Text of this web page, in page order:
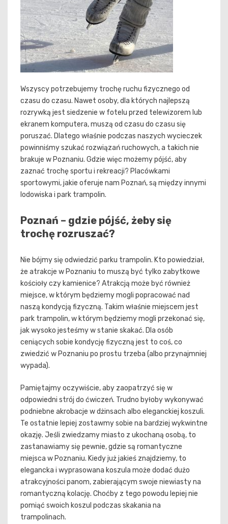
Wszyscy potrzebujemy trochę ruchu fizycznego od
czasu do czasu. Nawet osoby, dla których najlepszą
rozrywką jest siedzenie w fotelu przed telewizorem lub
ekranem komputera, muszą od czasu do czasu się
poruszać. Dlatego właśnie podczas naszych wycieczek
powinniśmy szukać rozwiązań ruchowych, a takich nie
brakuje w Poznaniu. Gdzie więc możemy pójść, aby
zaznać trochę sportu i rekreacji? Placówkami
sportowymi, jakie oferuje nam Poznań, są między innymi
lodowiska i park trampolin.
Poznań – gdzie pójść, żeby się
trochę rozruszać?
Nie bójmy się odwiedzić parku trampolin. Kto powiedział,
że atrakcje w Poznaniu to muszą być tylko zabytkowe
kościoły czy kamienice? Atrakcją może być również
miejsce, w którym będziemy mogli popracować nad
naszą kondycją fizyczną. Takim właśnie miejscem jest
park trampolin, w którym będziemy mogli przekonać się,
jak wysoko jesteśmy w stanie skakać. Dla osób
ceniących sobie kondycję fizyczną jest to coś, co
zwiedzić w Poznaniu po prostu trzeba (albo przynajmniej
wypada).
Pamiętajmy oczywiście, aby zaopatrzyć się w
odpowiedni strój do ćwiczeń. Trudno byłoby wykonywać
podniebne akrobacje w dżinsach albo eleganckiej koszuli.
Te ostatnie lepiej zostawmy sobie na bardziej wykwintne
okazję. Jeśli zwiedzamy miasto z ukochaną osobą, to
zastanawiamy się pewnie, gdzie są romantyczne
miejsca w Poznaniu. Kiedy już jakieś znajdziemy, to
elegancka i wyprasowana koszula może dodać dużo
atrakcyjności panom, zabierającym swoje niewiasty na
romantyczną kolację. Choćby z tego powodu lepiej nie
pomiąć swoich koszul podczas skakania na
trampolinach.